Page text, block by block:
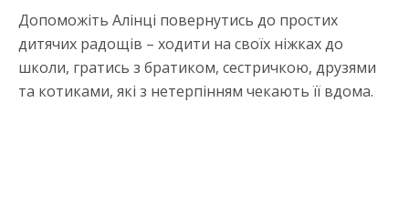
Допоможіть Алінці повернутись до простих
дитячих радощів – ходити на своїх ніжках до
школи, гратись з братиком, сестричкою, друзями
та котиками, які з нетерпінням чекають її вдома.